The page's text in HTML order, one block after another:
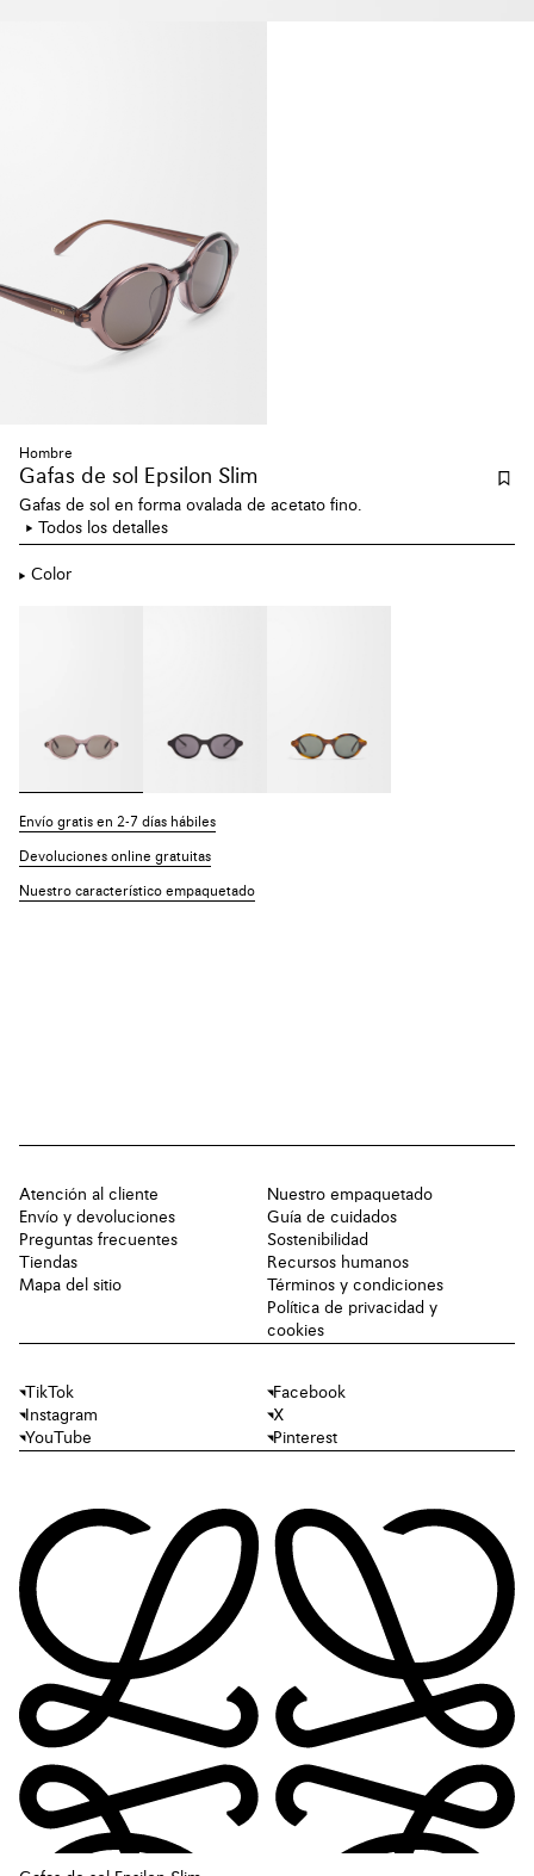
Hombre
Gafas de sol Epsilon Slim
Gafas de sol en forma ovalada de acetato fino.
Todos los detalles
Color
Envío gratis en 2-7 días hábiles
Devoluciones online gratuitas
Nuestro característico empaquetado
Atención al cliente
Envío y devoluciones
Preguntas frecuentes
Tiendas
Mapa del sitio
Nuestro empaquetado
Guía de cuidados
Sostenibilidad
Recursos humanos
Términos y condiciones
Política de privacidad y
cookies
TikTok
Facebook
Instagram
X
YouTube
Pinterest